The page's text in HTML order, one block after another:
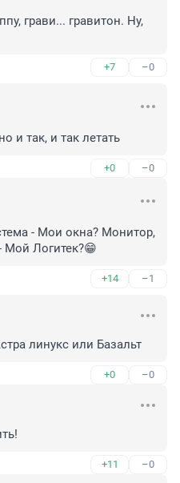
грави... гравитон. Ну,
+7 –0
и так, и так летать
+0 –0
- Мои окна? Монитор,
Логитек?😁
+14 –1
линукс или Базальт
+0 –0
+11 –0